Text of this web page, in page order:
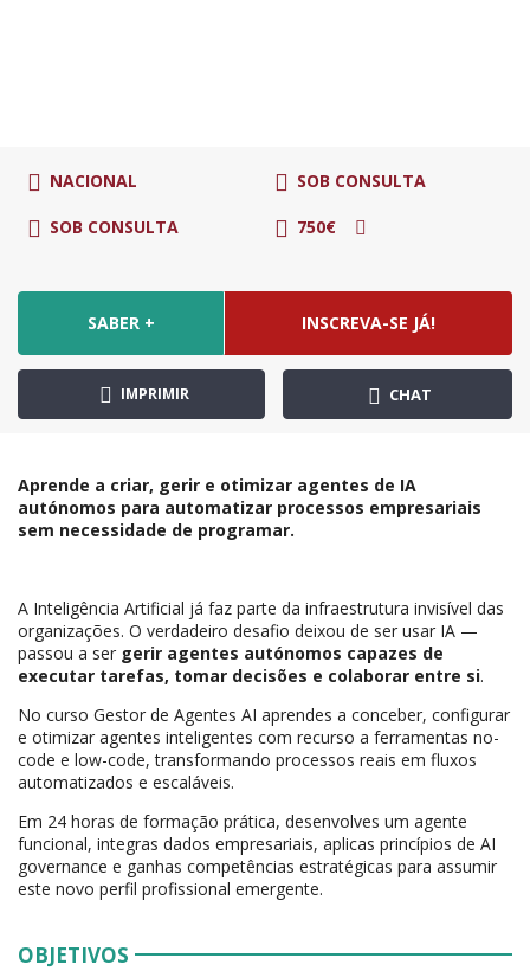
NACIONAL SOB CONSULTA
SOB CONSULTA 750€
SABER + INSCREVA-SE JÁ!
IMPRIMIR CHAT
Aprende a criar, gerir e otimizar agentes de IA
autónomos para automatizar processos empresariais
sem necessidade de programar.
A Inteligência Artificial já faz parte da infraestrutura invisível das
organizações. O verdadeiro desafio deixou de ser usar IA —
passou a ser gerir agentes autónomos capazes de
executar tarefas, tomar decisões e colaborar entre si.
No curso Gestor de Agentes AI aprendes a conceber, configurar
e otimizar agentes inteligentes com recurso a ferramentas no-
code e low-code, transformando processos reais em fluxos
automatizados e escaláveis.
Em 24 horas de formação prática, desenvolves um agente
funcional, integras dados empresariais, aplicas princípios de AI
governance e ganhas competências estratégicas para assumir
este novo perfil profissional emergente.
OBJETIVOS